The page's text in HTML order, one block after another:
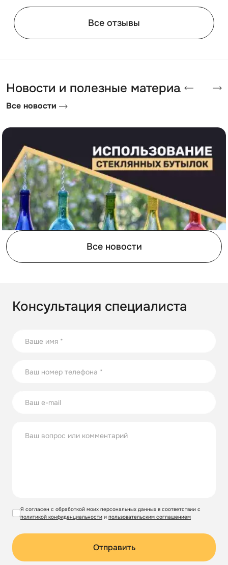
Все отзывы
Новости и полезные материалы
Все новости
бутылок
использованию стеклянных бутылок на участке.
Все новости
Консультация специалиста
Я согласен с обработкой моих персональных данных в соответствии с
политикой конфиденциальности и пользовательским соглашением
Отправить